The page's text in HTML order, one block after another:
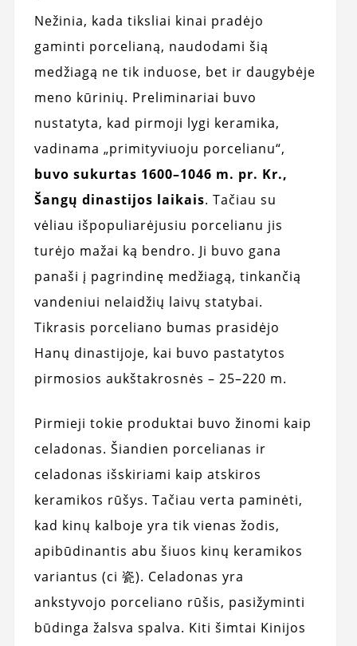
Nežinia, kada tiksliai kinai pradėjo
gaminti porcelianą, naudodami šią
medžiagą ne tik induose, bet ir daugybėje
meno kūrinių. Preliminariai buvo
nustatyta, kad pirmoji lygi keramika,
vadinama „primityviuoju porcelianu“,
buvo sukurtas 1600–1046 m. ​​pr. Kr.,
Šangų dinastijos laikais. Tačiau su
vėliau išpopuliarėjusiu porcelianu jis
turėjo mažai ką bendro. Ji buvo gana
panaši į pagrindinę medžiagą, tinkančią
vandeniui nelaidžių laivų statybai.
Tikrasis porceliano bumas prasidėjo
Hanų dinastijoje, kai buvo pastatytos
pirmosios aukštakrosnės – 25–220 m.
Pirmieji tokie produktai buvo žinomi kaip
celadonas. Šiandien porcelianas ir
celadonas išskiriami kaip atskiros
keramikos rūšys. Tačiau verta paminėti,
kad kinų kalboje yra tik vienas žodis,
apibūdinantis abu šiuos kinų keramikos
variantus (ci 瓷). Celadonas yra
ankstyvojo porceliano rūšis, pasižyminti
būdinga žalsva spalva. Kiti šimtai Kinijos